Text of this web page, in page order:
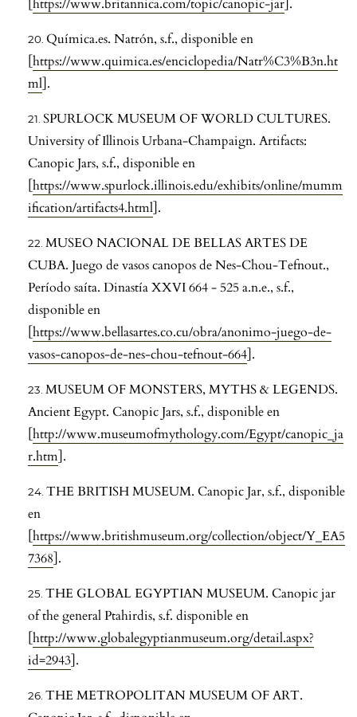
[https://www.britannica.com/topic/canopic-jar].
Química.es. Natrón, s.f., disponible en
[https://www.quimica.es/enciclopedia/Natr%C3%B3n.ht
ml].
SPURLOCK MUSEUM OF WORLD CULTURES.
University of Illinois Urbana-Champaign. Artifacts:
Canopic Jars, s.f., disponible en
[https://www.spurlock.illinois.edu/exhibits/online/mumm
ification/artifacts4.html].
MUSEO NACIONAL DE BELLAS ARTES DE
CUBA. Juego de vasos canopos de Nes-Chou-Tefnout.,
Período saíta. Dinastía XXVI 664 - 525 a.n.e., s.f.,
disponible en
[https://www.bellasartes.co.cu/obra/anonimo-juego-de-
vasos-canopos-de-nes-chou-tefnout-664].
MUSEUM OF MONSTERS, MYTHS & LEGENDS.
Ancient Egypt. Canopic Jars, s.f., disponible en
[http://www.museumofmythology.com/Egypt/canopic_ja
r.htm].
THE BRITISH MUSEUM. Canopic Jar, s.f., disponible
en
[https://www.britishmuseum.org/collection/object/Y_EA5
7368].
THE GLOBAL EGYPTIAN MUSEUM. Canopic jar
of the general Ptahirdis, s.f. disponible en
[http://www.globalegyptianmuseum.org/detail.aspx?
id=2943].
THE METROPOLITAN MUSEUM OF ART.